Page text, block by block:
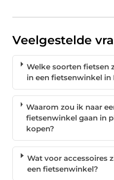
Veelgestelde
Welke soorten fietsen
in een fietsenwinkel in
Waarom zou ik naar
fietsenwinkel gaan in
kopen?
Wat voor accessoires
een fietsenwinkel?